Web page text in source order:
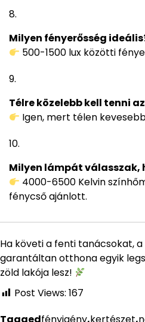
Milyen fényerősség
500-1500 lux közötti
Télre közelebb kell tenni
Igen, mert télen
Milyen lámpát válasszak,
4000-6500 Kelvin
fénycső ajánlott.
Ha követi a fenti tanácsokat,
garantáltan otthona egyik
zöld lakója lesz!
Post Views: 167